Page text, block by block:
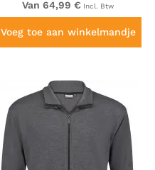
Van 64,99 € Incl. Btw
Voeg toe aan winkelmandje